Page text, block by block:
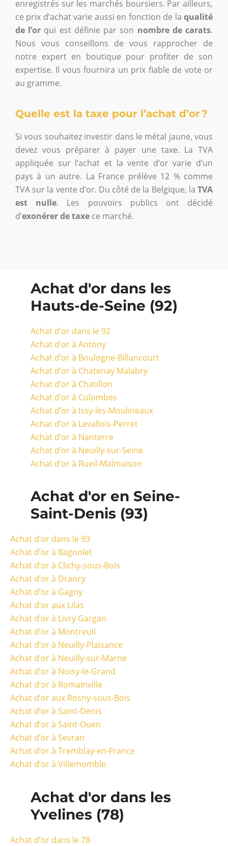
enregistrés sur les marchés boursiers. Par ailleurs,
ce prix d’achat varie aussi en fonction de la qualité
de l’or qui est définie par son nombre de carats.
Nous vous conseillons de vous rapprocher de
notre expert en boutique pour profiter de son
expertise. Il vous fournira un prix fiable de vote or
au gramme.
Quelle est la taxe pour l’achat d’or ?
Si vous souhaitez investir dans le métal jaune, vous
devez vous préparer à payer une taxe. La TVA
appliquée sur l’achat et la vente d’or varie d’un
pays à un autre. La France prélève 12 % comme
TVA sur la vente d’or. Du côté de la Belgique, la TVA
est nulle. Les pouvoirs publics ont décidé
d’exonérer de taxe ce marché.
Achat d'or dans les
Hauts-de-Seine (92)
Achat d’or dans le 92
Achat d’or à Antony
Achat d’or à Boulogne-Billancourt
Achat d’or à Chatenay Malabry
Achat d’or à Chatillon
Achat d’or à Colombes
Achat d’or à Issy-les-Moulineaux
Achat d’or à Levallois-Perret
Achat d’or à Nanterre
Achat d’or à Neuilly-sur-Seine
Achat d’or à Rueil-Malmaison
Achat d'or en Seine-
Saint-Denis (93)
Achat d’or dans le 93
Achat d’or à Bagnolet
Achat d’or à Clichy-sous-Bois
Achat d’or à Drancy
Achat d’or à Gagny
Achat d’or aux Lilas
Achat d’or à Livry Gargan
Achat d’or à Montreuil
Achat d’or à Neuilly-Plaisance
Achat d’or à Neuilly-sur-Marne
Achat d’or à Noisy-le-Grand
Achat d’or à Romainville
Achat d’or aux Rosny-sous-Bois
Achat d’or à Saint-Denis
Achat d’or à Saint-Ouen
Achat d’or à Sevran
Achat d’or à Tremblay-en-France
Achat d’or à Villemomble
Achat d'or dans les
Yvelines (78)
Achat d’or dans le 78